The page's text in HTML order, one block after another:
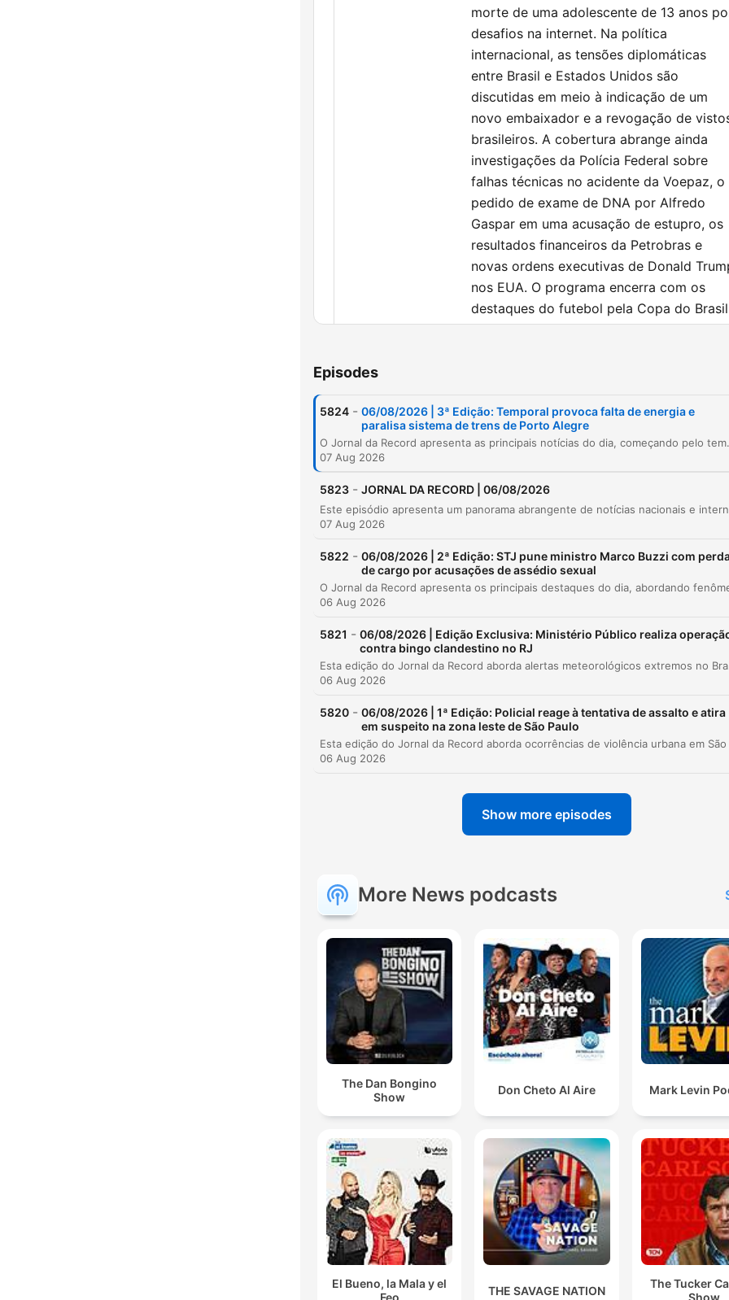
morte de uma adolescente de 13 anos
desafios na internet. Na política
internacional, as tensões diplomáticas
entre Brasil e Estados Unidos são
discutidas em meio à indicação de um
novo embaixador e a revogação de
brasileiros. A cobertura abrange ainda
investigações da Polícia Federal sobre
falhas técnicas no acidente da Voepaz, o
pedido de exame de DNA por Alfredo
Gaspar em uma acusação de estupro, os
resultados financeiros da Petrobras e
novas ordens executivas de Donald
nos EUA. O programa encerra com os
destaques do futebol pela Copa do
00:00:53 Temporal e caos em Porto Alegre
00:01:42
00:03:15 AGU e a responsabilização do Discord
00:06:47 Intenção de diálogo entre Lula e Trump
00:08:39 Investigação do acidente da Voepaz
00:11:29 Lucros da Petrobras e política nos EUA
00:12:41
plataforma no Brasil.
caso de uma menina morta por desafios online.
O relatório final aponta que o presidente da empresa
sabia das falhas técnicas na aeronave.
00:08:39 · Uma revelação importante sobre a investigação do
acidente aéreo da Voepaz.
A Petrobras terminou o segundo trimestre do ano
00:11:29 · O dado econômico destaca o desempenho
expressivo da estatal brasileira.
A medida define as categorias de crianças que
o governo não terão direito automático à cidadania
americana.
00:12:07 · Explicação sobre a nova ordem executiva assinada
Episodes
5824 - 06/08/2026 | 3ª Edição: Temporal provoca falta de energia e
paralisa sistema de trens de Porto Alegre
O Jornal da Record apresenta as principais notícias do dia, começando pelo temporal que causou caos em Porto Alegre, com ventos de
07 Aug 2026
5823 - JORNAL DA RECORD | 06/08/2026
07 Aug 2026
5822 - 06/08/2026 | 2ª Edição: STJ pune ministro Marco Buzzi com
de cargo por acusações de assédio sexual
06 Aug 2026
5821 - 06/08/2026 | Edição Exclusiva: Ministério Público realiza
contra bingo clandestino no RJ
06 Aug 2026
5820 - 06/08/2026 | 1ª Edição: Policial reage à tentativa de assalto e atira
em suspeito na zona leste de São Paulo
06 Aug 2026
Show more episodes
More News podcasts
The Dan Bongino
Show
Don Cheto Al Aire Mark Levin
El Bueno, la Mala y el
Feo
THE SAVAGE NATION
The Tucker
Show